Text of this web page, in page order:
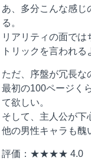
あ、多分こんな感じ
る。
リアリティの面で
トリックを言われる
ただ、序盤が冗長な
最初の100ページく
て欲しい。
そして、主人公が下
他の男性キャラも醜
評価：★★★★ 4.0